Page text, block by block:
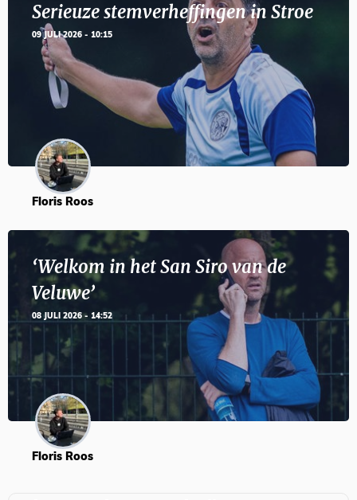
Serieuze stemverheffingen in Stroe
09 JULI 2026 - 10:15
Floris Roos
‘Welkom in het San Siro van de
Veluwe’
08 JULI 2026 - 14:52
Floris Roos